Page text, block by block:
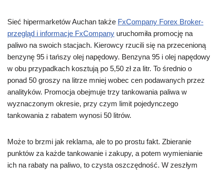
Sieć hipermarketów Auchan także FxCompany Forex Broker-
przegląd i informacje FxCompany uruchomiła promocję na
paliwo na swoich stacjach. Kierowcy rzucili się na przecenioną
benzynę 95 i tańszy olej napędowy. Benzyna 95 i olej napędowy
w obu przypadkach kosztują po 5,50 zł za litr. To średnio o
ponad 50 groszy na litrze mniej wobec cen podawanych przez
analityków. Promocja obejmuje trzy tankowania paliwa w
wyznaczonym okresie, przy czym limit pojedynczego
tankowania z rabatem wynosi 50 litrów.
Może to brzmi jak reklama, ale to po prostu fakt. Zbieranie
punktów za każde tankowanie i zakupy, a potem wymienianie
ich na rabaty na paliwo, to czysta oszczędność. W zeszłym